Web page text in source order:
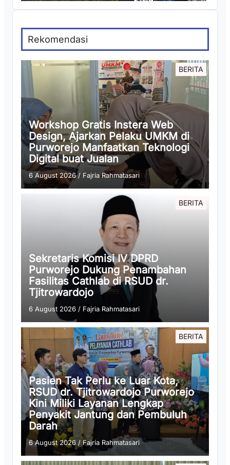
Rekomendasi
BERITA
Workshop Gratis Instera Web
Design, Ajarkan Pelaku UMKM di
Purworejo Manfaatkan Teknologi
Digital buat Jualan
6 August 2026/ Fajria Rahmatasari
BERITA
Sekretaris Komisi IV DPRD
Purworejo Dukung Penambahan
Fasilitas Cathlab di RSUD dr.
Tjitrowardojo
6 August 2026 / Fajria Rahmatasari
BERITA
Pasien Tak Perlu ke Luar Kota,
RSUD dr. Tjitrowardojo Purworejo
Kini Miliki Layanan Lengkap
Penyakit Jantung dan Pembuluh
Darah
6 August 2026 /Fajria Rahmatasari